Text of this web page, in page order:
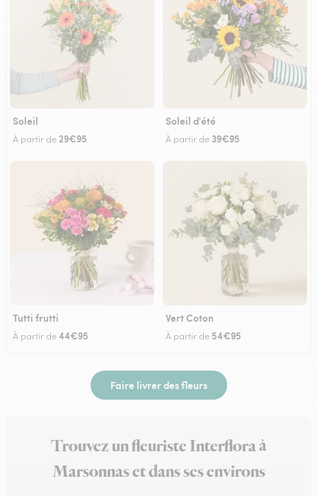
Soleil
À partir de29€95
Soleil d'été
À partir de 39€95
Tutti frutti
À partir de44€95
Vert Coton
À partir de 54€95
Faire livrer des fleurs
Trouvez un fleuriste Interflora à
Marsonnas et dans ses environs